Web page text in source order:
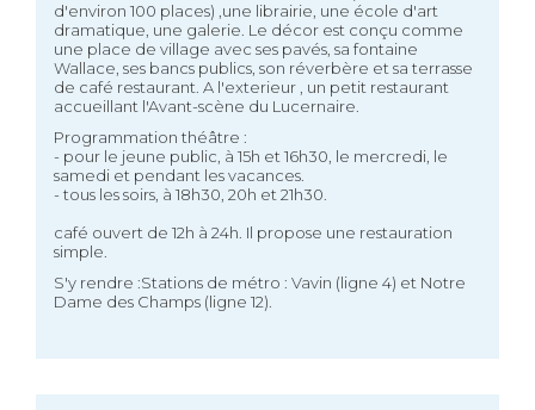
d'environ 100 places) ,une librairie, une école d'art
dramatique, une galerie. Le décor est conçu comme
une place de village avec ses pavés, sa fontaine
Wallace, ses bancs publics, son réverbère et sa terrasse
de café restaurant. A l'exterieur , un petit restaurant
accueillant l'Avant-scène du Lucernaire.
Programmation théâtre :
- pour le jeune public, à 15h et 16h30, le mercredi, le
samedi et pendant les vacances.
- tous les soirs, à 18h30, 20h et 21h30.
café ouvert de 12h à 24h. Il propose une restauration
simple.
S'y rendre :Stations de métro : Vavin (ligne 4) et Notre
Dame des Champs (ligne 12).